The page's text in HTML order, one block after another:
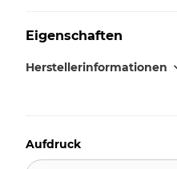
Eigenschaften
Herstellerinformationen
Aufdruck